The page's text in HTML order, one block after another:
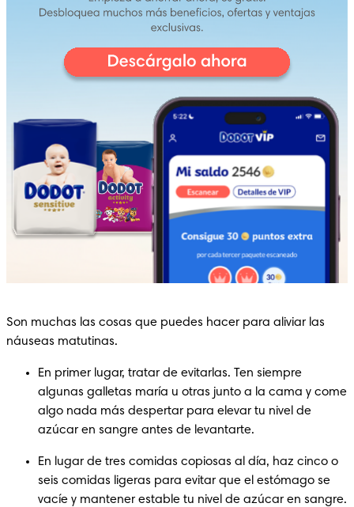
Son muchas las cosas que puedes hacer para aliviar las
náuseas matutinas.
En primer lugar, tratar de evitarlas. Ten siempre
algunas galletas maría u otras junto a la cama y come
algo nada más despertar para elevar tu nivel de
azúcar en sangre antes de levantarte.
En lugar de tres comidas copiosas al día, haz cinco o
seis comidas ligeras para evitar que el estómago se
vacíe y mantener estable tu nivel de azúcar en sangre.